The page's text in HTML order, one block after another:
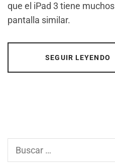
que el iPad 3 tiene
pantalla similar.
SEGUIR LEYENDO
Buscar: